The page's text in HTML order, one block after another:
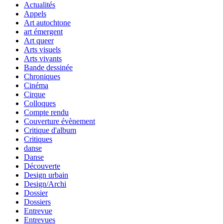
Actualités
Appels
Art autochtone
art émergent
Art queer
Arts visuels
Arts vivants
Bande dessinée
Chroniques
Cinéma
Cirque
Colloques
Compte rendu
Couverture évènement
Critique d'album
Critiques
danse
Danse
Découverte
Design urbain
Design/Archi
Dossier
Dossiers
Entrevue
Entrevues